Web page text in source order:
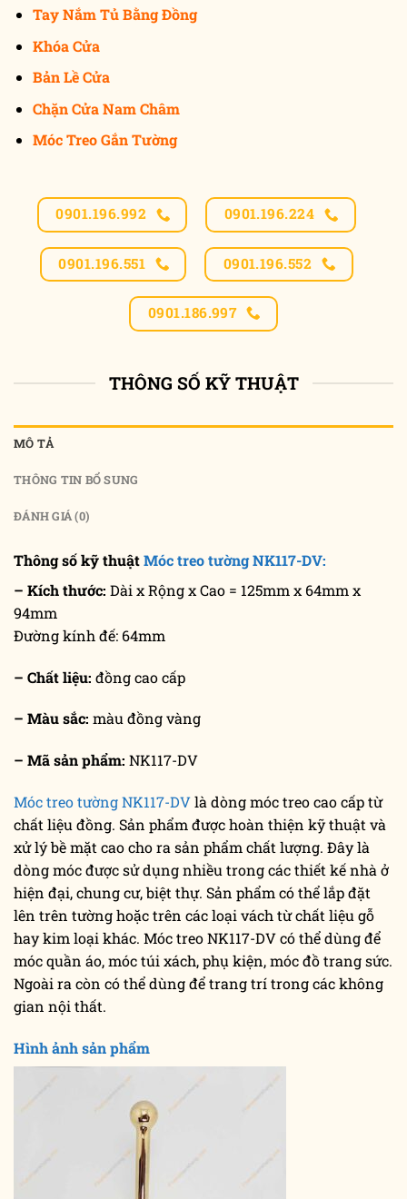
Tay Nắm Tủ Bằng Đồng
Khóa Cửa
Bản Lề Cửa
Chặn Cửa Nam Châm
Móc Treo Gắn Tường
0901.196.992 0901.196.224
0901.196.551 0901.196.552
0901.186.997
THÔNG SỐ KỸ THUẬT
MÔ TẢ
THÔNG TIN BỔ SUNG
ĐÁNH GIÁ (0)
Thông số kỹ thuậtMóc treo tường NK117-DV:
– Kích thước: Dài x Rộng x Cao = 125mm x 64mm x
94mm
Đường kính đế: 64mm
– Chất liệu: đồng cao cấp
– Màu sắc: màu đồng vàng
– Mã sản phẩm: NK117-DV
Móc treo tường NK117-DVlà dòng móc treo cao cấp từ
chất liệu đồng. Sản phẩm được hoàn thiện kỹ thuật và
xử lý bề mặt cao cho ra sản phẩm chất lượng. Đây là
dòng móc được sử dụng nhiều trong các thiết kế nhà ở
hiện đại, chung cư, biệt thự. Sản phẩm có thể lắp đặt
lên trên tường hoặc trên các loại vách từ chất liệu gỗ
hay kim loại khác. Móc treo NK117-DV có thể dùng để
móc quần áo, móc túi xách, phụ kiện, móc đồ trang sức.
Ngoài ra còn có thể dùng để trang trí trong các không
gian nội thất.
Hình ảnh sản phẩm